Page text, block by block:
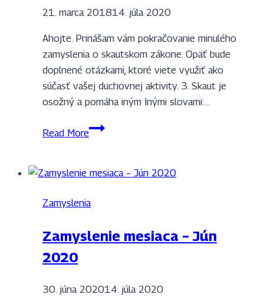
21. marca 201814. júla 2020
Ahojte. Prinášam vám pokračovanie minulého
zamyslenia o skautskom zákone. Opäť bude
doplnené otázkami, ktoré viete využiť ako
súčasť vašej duchovnej aktivity. 3. Skaut je
osožný a pomáha iným Inými slovami:…
Read MoreZamyslenie
Marec
Zamyslenia
Zamyslenie mesiaca – Jún
2020
30. júna 202014. júla 2020